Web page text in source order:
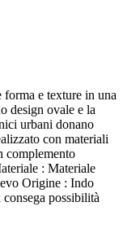
e texture in una
design ovale e la
urbani donano
con materiali
complemento
: Materiale
Origine : Indo
possibilità